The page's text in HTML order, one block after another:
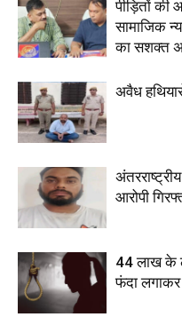
पीड़ितों की
सामाजिक
का सशक्त
अवैध
आरोपी
44 लाख के
फंदा